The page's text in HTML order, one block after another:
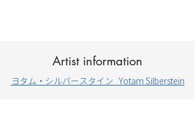
Artist information
ヨタム・シルバースタイン Yotam Silberstein